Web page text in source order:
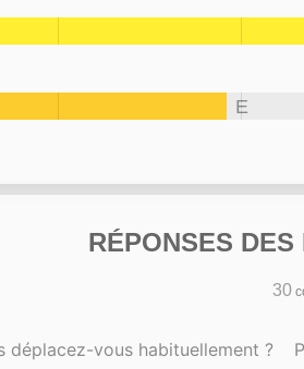
E
RÉPONSES
30
déplacez-vous habituellement ?